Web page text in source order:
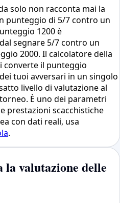
solo non racconta mai la
punteggio di 5/7 contro un
1200 è
segnare 5/7 contro un
2000. Il calcolatore della
converte il punteggio
tuoi avversari in un singolo
livello di valutazione al
È uno dei parametri
prestazioni scacchistiche
con dati reali, usa
.
la valutazione delle